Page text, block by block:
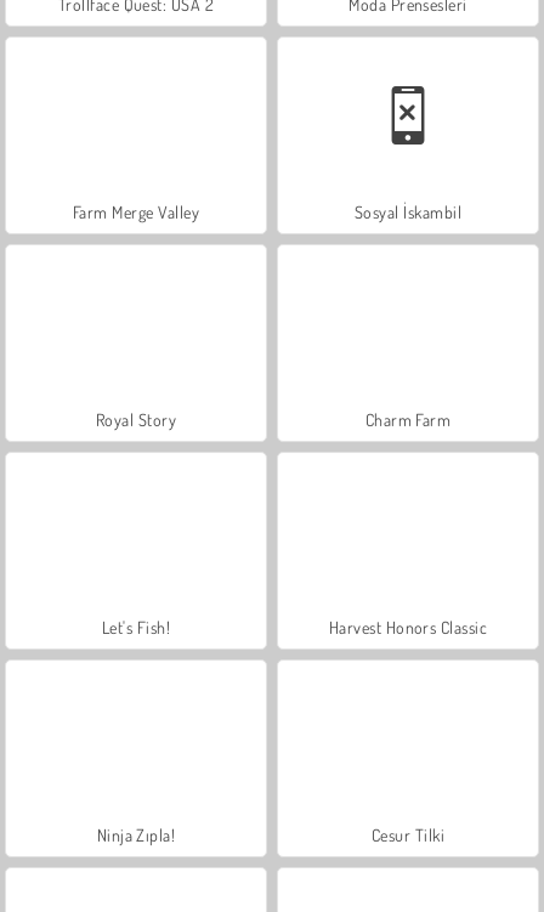
Farm Merge Valley Sosyal İskambil
Royal Story Charm Farm
Let's Fish! Harvest Honors Classic
Ninja Zıpla! Cesur Tilki